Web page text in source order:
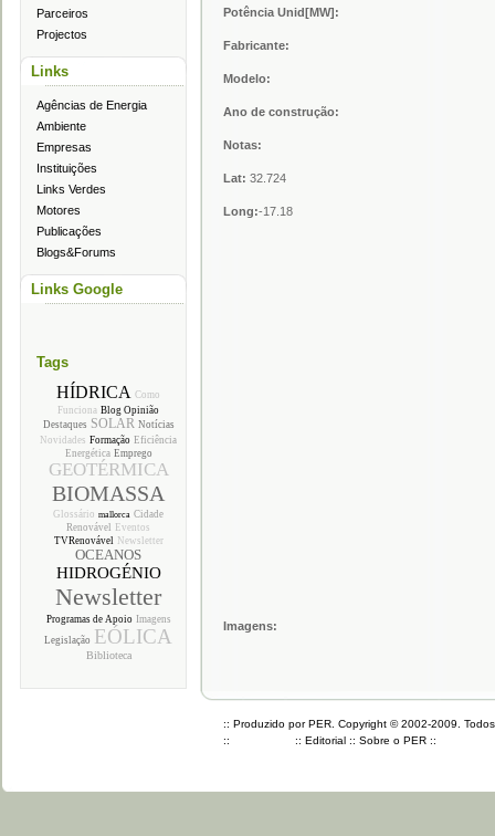
Parceiros
Projectos
Links
Agências de Energia
Ambiente
Empresas
Instituições
Links Verdes
Motores
Publicações
Blogs&Forums
Links Google
Tags
HÍDRICA Como
Funciona Blog Opinião
Destaques SOLAR Notícias
Novidades Formação Eficiência
Energética Emprego
GEOTÉRMICA
BIOMASSA
Glossário mallorca Cidade
Renovável
Eventos
TVRenovável Newsletter
OCEANOS
HIDROGÉNIO
Newsletter
Programas de Apoio Imagens
Legislação EÓLICA
Biblioteca
Potência Unid[MW]:
Fabricante:
Modelo:
Ano de construção:
Notas:
Lat: 32.724
Long:-17.18
Imagens:
:: Produzido por PER. Copyright © 2002-2009.
::
:: Editorial :: Sobre o PER ::